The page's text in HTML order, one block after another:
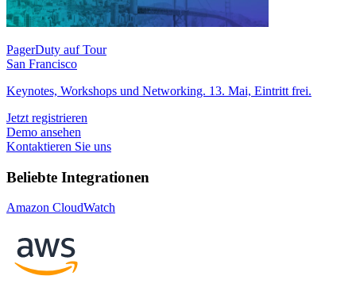
PagerDuty auf Tour
San Francisco
Keynotes, Workshops und Networking. 13. Mai, Eintritt frei.
Jetzt registrieren
Demo ansehen
Kontaktieren Sie uns
Beliebte Integrationen
Amazon CloudWatch